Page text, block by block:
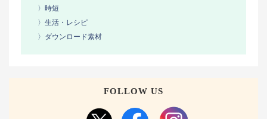
〉時短
〉生活・レシピ
〉ダウンロード素材
FOLLOW US